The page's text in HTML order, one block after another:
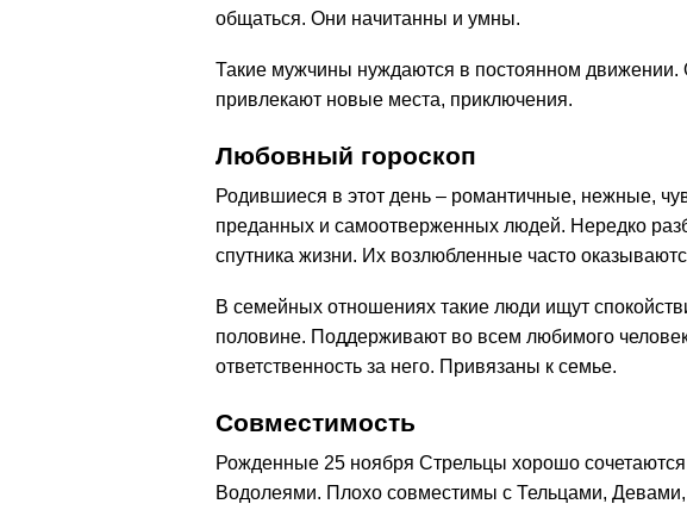
общаться. Они начитанны и умны.
Такие мужчины нуждаются в постоянном движении.
привлекают новые места, приключения.
Любовный гороскоп
Родившиеся в этот день – романтичные, нежные,
преданных и самоотверженных людей. Нередко
спутника жизни. Их возлюбленные часто
В семейных отношениях такие люди ищут
половине. Поддерживают во всем любимого
ответственность за него. Привязаны к семье.
Совместимость
Рожденные 25 ноября Стрельцы хорошо
Водолеями. Плохо совместимы с Тельцами, Девами,